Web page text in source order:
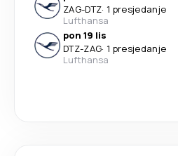
ZAG-DTZ· 1 presjedanje
Lufthansa
pon 19 lis
DTZ-ZAG· 1 presjedanje
Lufthansa